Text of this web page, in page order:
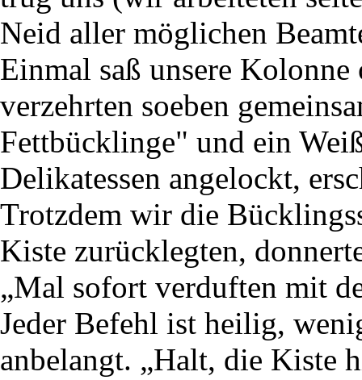
Neid aller möglichen
Einmal saß unsere
verzehrten soeben
Fettbücklinge" und ein
Delikatessen angelockt,
Trotzdem wir die
Kiste zurücklegten,
„Mal sofort verduften mit
Jeder Befehl ist heilig,
anbelangt. „Halt, die Kiste